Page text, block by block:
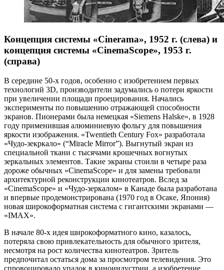
Концепция системы «Cinerama», 1952 г. (слева) и
концепция системы «CinemaScope», 1953 г.
(справа)
В середине 50-х годов, особенно с изобретением первых
технологий 3D, производители задумались о потери яркости
при увеличении площади проецирования. Начались
эксперименты по повышению отражающей способности
экранов. Пионерами была немецкая «Siemens Halske», в 1928
году применившая алюминиевую фольгу для повышения
яркости изображения. «Twentieth Century Fox» разработала
«Чудо-зекркало» (“Miracle Mirror”). Выгнутый экран из
специальной ткани с тысячами крошечных вогнутых
зеркальных элементов. Такие экраны стоили в четыре раза
дороже обычных «CinemaScope» и для замены требовали
архитектурной реконструкции кинотеатров. Вслед за
«CinemaScope» и «Чудо-зеркалом» в Канаде была разработана
и впервые продемонстрирована (1970 год в Осаке, Япония)
новая широкоформатная система с гигантскими экранами —
«IMAX».
В начале 80-х идея широкоформатного кино, казалось,
потеряла свою привлекательность для обычного зрителя,
несмотря на рост количества кинотеатров. Зритель
предпочитал остаться дома за просмотром телевидения. Это
спровоцировало упадок в киноиндустрии, а изобретение